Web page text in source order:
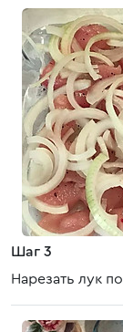
Шаг 3
Нарезать лук